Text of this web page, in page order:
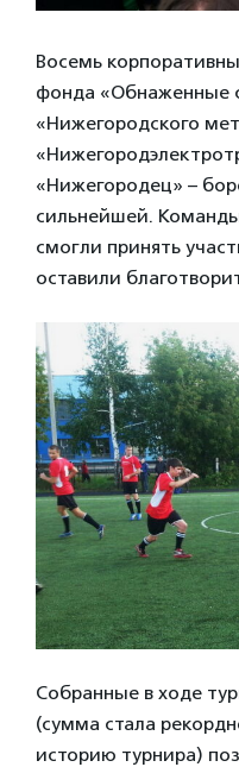
Восемь
фонда «Обнаженные
«Нижегородского
«Нижегородец» –
сильнейшей.
смогли принять
оставили
Собранные в ходе
(сумма стала
историю турнира)